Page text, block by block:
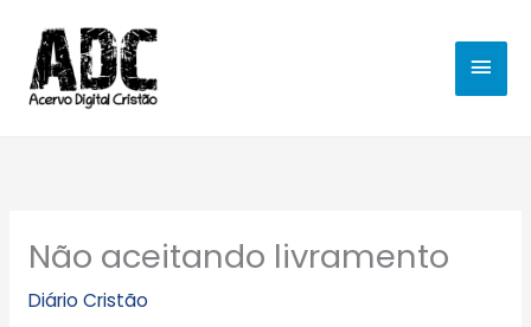
para
conteúdo
Não aceitando livramento
Diário Cristão